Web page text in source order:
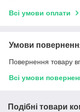
Всі умови оплати
Умови
Повернення товару
Всі умови
Подібні товари